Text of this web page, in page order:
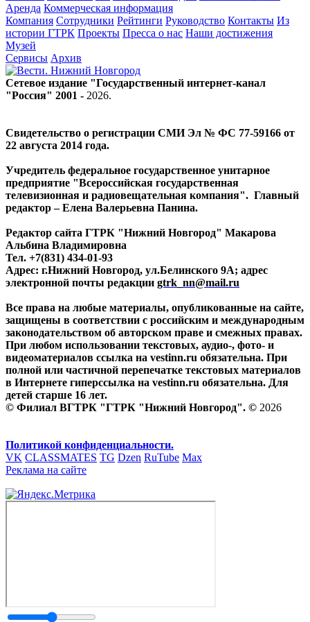
Аренда Коммерческая информация
Компания Сотрудники Рейтинги Руководство Контакты Из
истории ГТРК Проекты Пресса о нас Наши достижения
Музей
Сервисы Архив
Сетевое издание "Государственный интернет-канал
"Россия" 2001 - 2026.
Свидетельство о регистрации СМИ Эл № ФС 77-59166 от
22 августа 2014 года.
Учредитель федеральное государственное унитарное
предприятие "Всероссийская государственная
телевизионная и радиовещательная компания". Главный
редактор – Елена Валерьевна Панина.
Редактор сайта ГТРК "Нижний Новгород" Макарова
Альбина Владимировна
Тел. +7(831) 434-01-93
Адрес: г.Нижний Новгород, ул.Белинского 9А; адрес
электронной почты редакции gtrk_nn@mail.ru
Все права на любые материалы, опубликованные на сайте,
защищены в соответствии с российским и международным
законодательством об авторском праве и смежных правах.
При любом использовании текстовых, аудио-, фото- и
видеоматериалов ссылка на vestinn.ru обязательна. При
полной или частичной перепечатке текстовых материалов
в Интернете гиперссылка на vestinn.ru обязательна. Для
детей старше 16 лет.
© Филиал ВГТРК "ГТРК "Нижний Новгород". © 2026
Политикой конфиденциальности.
VK CLASSMATES TG Dzen RuTube Max
Реклама на сайте